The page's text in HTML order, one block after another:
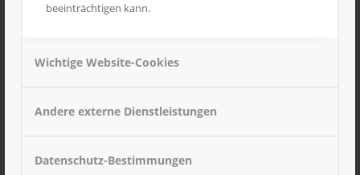
beeinträchtigen kann.
Wichtige Website-Cookies
Andere externe Dienstleistungen
Datenschutz-Bestimmungen